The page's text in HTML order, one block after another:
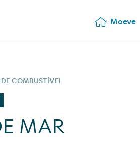
Moeve
DE COMBUSTÍVEL
MAR